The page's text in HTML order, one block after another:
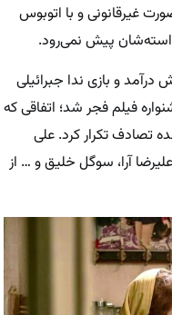
غیرقانونی و با اتوبوس
پیش نمی‌رود.
و بازی ندا جبرائیلی
فیلم فجر شد؛ اتفاقی که
تصادف تکرار کرد. علی
آرا، سوگل خلیق و … از